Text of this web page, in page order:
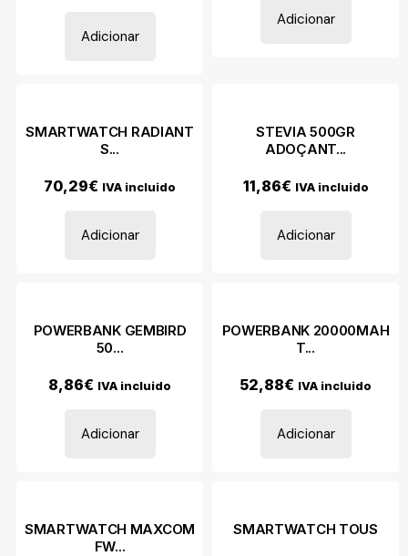
Adicionar
Adicionar
SMARTWATCH RADIANT
S...
70,29€ IVA incluido
Adicionar
STEVIA 500GR
ADOÇANT...
11,86€ IVA incluido
Adicionar
POWERBANK GEMBIRD
50...
8,86€ IVA incluido
Adicionar
POWERBANK 20000MAH
T...
52,88€ IVA incluido
Adicionar
SMARTWATCH MAXCOM
FW...
SMARTWATCH TOUS